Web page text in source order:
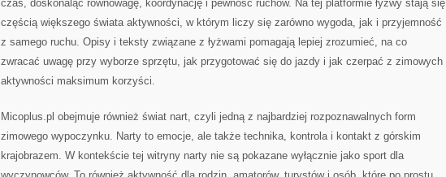
czas, doskonaląc równowagę, koordynację i pewność ruchów. Na tej platformie łyżwy stają się
częścią większego świata aktywności, w którym liczy się zarówno wygoda, jak i przyjemność
z samego ruchu. Opisy i teksty związane z łyżwami pomagają lepiej zrozumieć, na co
zwracać uwagę przy wyborze sprzętu, jak przygotować się do jazdy i jak czerpać z zimowych
aktywności maksimum korzyści.
Micoplus.pl obejmuje również świat nart, czyli jedną z najbardziej rozpoznawalnych form
zimowego wypoczynku. Narty to emocje, ale także technika, kontrola i kontakt z górskim
krajobrazem. W kontekście tej witryny narty nie są pokazane wyłącznie jako sport dla